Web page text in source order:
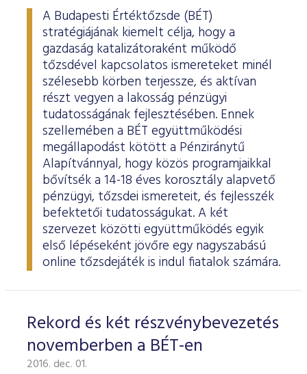
A Budapesti Értéktőzsde (BÉT)
stratégiájának kiemelt célja, hogy a
gazdaság katalizátoraként működő
tőzsdével kapcsolatos ismereteket minél
szélesebb körben terjessze, és aktívan
részt vegyen a lakosság pénzügyi
tudatosságának fejlesztésében. Ennek
szellemében a BÉT együttműködési
megállapodást kötött a Pénziránytű
Alapítvánnyal, hogy közös programjaikkal
bővítsék a 14-18 éves korosztály alapvető
pénzügyi, tőzsdei ismereteit, és fejlesszék
befektetői tudatosságukat. A két
szervezet közötti együttműködés egyik
első lépéseként jövőre egy nagyszabású
online tőzsdejáték is indul fiatalok számára.
Rekord és két részvénybevezetés
novemberben a BÉT-en
2016. dec. 01.